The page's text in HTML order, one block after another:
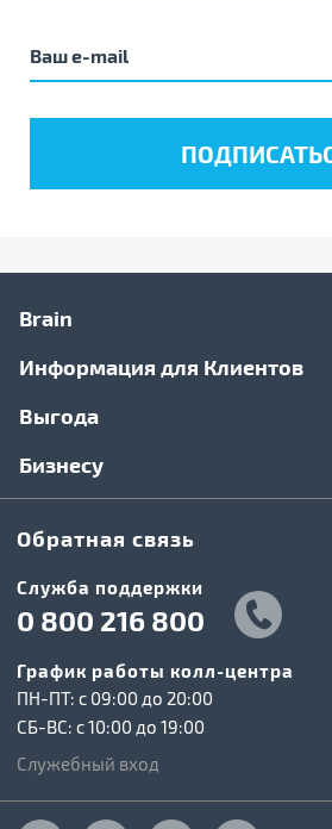
Brain
Информация для Клиентов
Выгода
Бизнесу
Обратная связь
Служба поддержки
0 800 216 800
График работы колл-центра
ПН-ПТ: c 09:00 до 20:00
СБ-ВС: c 10:00 до 19:00
Служебный вход